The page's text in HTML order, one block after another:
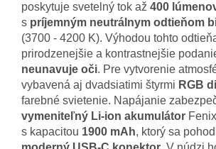
poskytuje svetelný tok až 400
s príjemným neutrálnym odtieňom
(3700 - 4200 K). Výhodou tohto
prirodzenejšie a kontrastnejšie
neunavuje oči. Pre vytvorenie
vybavená aj dvadsiatimi štyrmi RGB
farebné svietenie. Napájanie
vymeniteľný Li-ion akumulátor
s kapacitou 1900 mAh, ktorý sa